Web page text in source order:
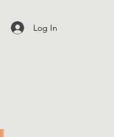
Log In